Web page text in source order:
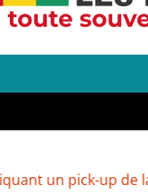
pick-up de la police